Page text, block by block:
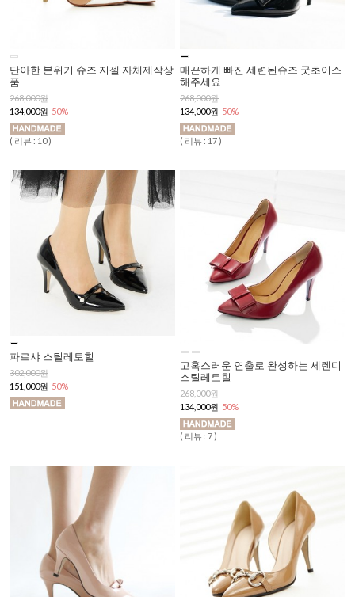
단아한 분위기 슈즈 지젤 자체제작상
품
268,000원
134,000원 50%
( 리뷰 : 10 )
매끈하게 빠진 세련된슈즈 굿초이스
해주세요
268,000원
134,000원 50%
( 리뷰 : 17 )
파르샤 스틸레토힐
302,000원
151,000원 50%
고혹스러운 연출로 완성하는 세렌디
스틸레토힐
268,000원
134,000원 50%
( 리뷰 : 7 )